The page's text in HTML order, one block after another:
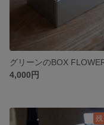
4,000円
残